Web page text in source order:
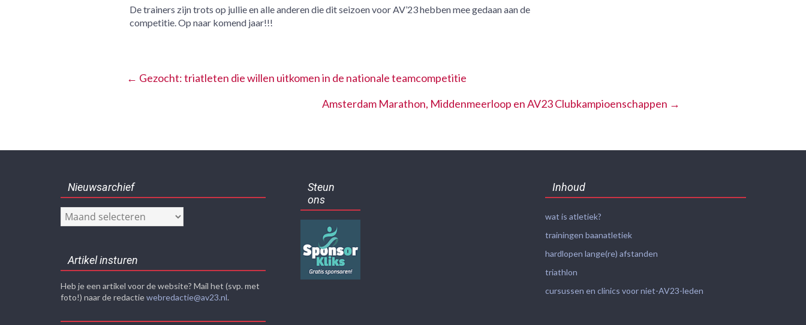
De trainers zijn trots op jullie en alle anderen die dit seizoen voor AV’23 hebben mee gedaan aan de
competitie. Op naar komend jaar!!!
← Gezocht: triatleten die willen uitkomen in de nationale teamcompetitie
Amsterdam Marathon, Middenmeerloop en AV23 Clubkampioenschappen →
Nieuwsarchief
Nieuwsarchief
Artikel insturen
Heb je een artikel voor de website? Mail het (svp. met
foto!) naar de redactiewebredactie@av23.nl.
Steun
ons
Inhoud
wat is atletiek?
trainingen baanatletiek
hardlopen lange(re) afstanden
triathlon
cursussen en clinics voor niet-AV23-leden